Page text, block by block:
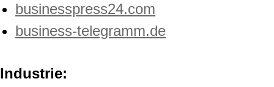
businesspress24.com
business-telegramm.de
Industrie: